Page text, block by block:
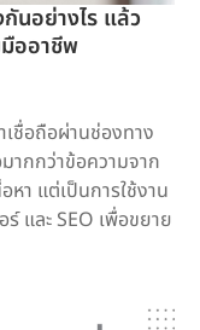
นอย่างไร แล้ว
ออาชีพ
เชื่อถือผ่านช่องทาง
ากกว่าข้อความจาก
า แต่เป็นการใช้งาน
และ SEO เพื่อขยาย